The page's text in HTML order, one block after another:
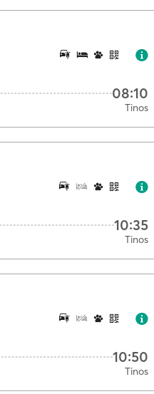
08:10
Tinos
10:35
Tinos
10:50
Tinos